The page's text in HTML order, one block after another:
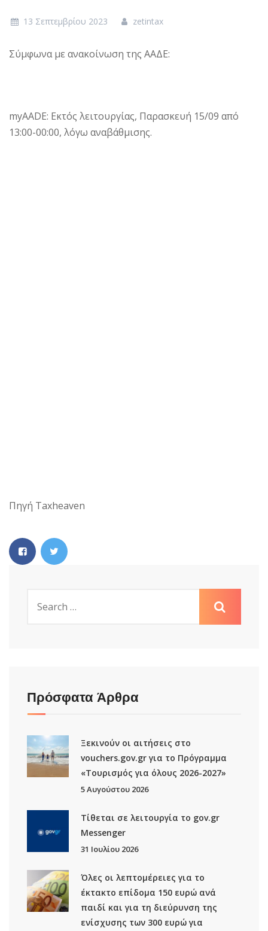
13 Σεπτεμβρίου 2023 zetintax
Σύμφωνα με ανακοίνωση της ΑΑΔΕ:
myAADE: Εκτός λειτουργίας, Παρασκευή 15/09 από
13:00-00:00, λόγω αναβάθμισης.
Πηγή Taxheaven
Πρόσφατα Άρθρα
Ξεκινούν οι αιτήσεις στο
vouchers.gov.gr για το Πρόγραμμα
«Τουρισμός για όλους 2026-2027»
5 Αυγούστου 2026
Τίθεται σε λειτουργία το gov.gr
Μessenger
31 Ιουλίου 2026
Όλες οι λεπτομέρειες για το
έκτακτο επίδομα 150 ευρώ ανά
παιδί και για τη διεύρυνση της
ενίσχυσης των 300 ευρώ για